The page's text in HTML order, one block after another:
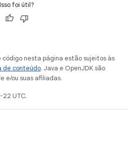
Isso foi útil?
código nesta página estão sujeitos às
de conteúdo. Java e OpenJDK são
e/ou suas afiliadas.
UTC.